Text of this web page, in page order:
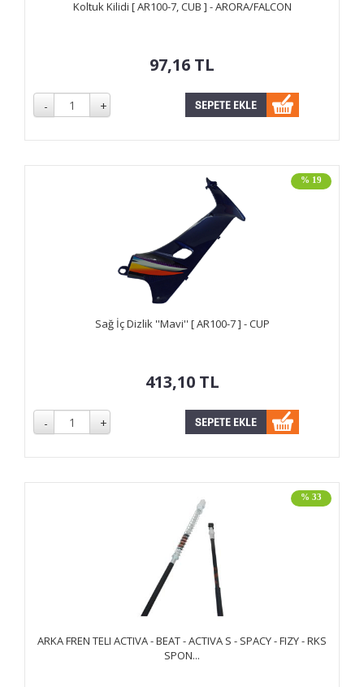
Koltuk Kilidi [ AR100-7, CUB ] - ARORA/FALCON
97,16 TL
% 19
Sağ İç Dizlik ''Mavi'' [ AR100-7 ] - CUP
413,10 TL
% 33
ARKA FREN TELI ACTIVA - BEAT - ACTIVA S - SPACY - FIZY - RKS
SPON...